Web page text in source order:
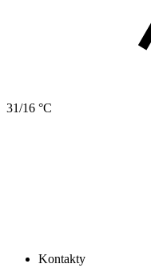
31/16 °C
Kontakty